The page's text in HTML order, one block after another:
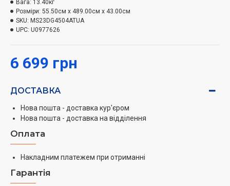
Нагрівач
Насолоджуйтесь надійним і зручним способом
потребує захисного покриття, що полегшує його
Швидко розморожуйте продукти за допомогою
функції швидкого розморожування. У меню
представлені 5 типів продуктів, що найчастіше
використовуються: м'ясо, птиця, риба, овочі і хліб.
Просто виберіть тип і вагу продуктів, і програма
розрахує оптимальний час розморожування. Таким
6 699 грн
Вага: 13.40кг
Розміри: 55.50см x 489.00см x 43.00см
SKU: MS23DG4504ATUA
UPC: U0977626
ДОСТАВКА
Нова пошта - доставка кур'єром
Нова пошта - доставка на відділення
Оплата
Накладним платежем при отриманні
Гарантія